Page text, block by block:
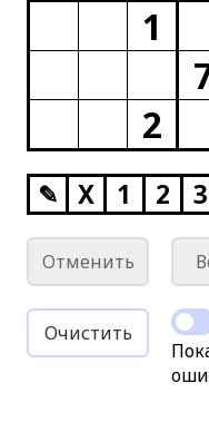
1
2
✎ X 1 2 3
Отменить
Очистить